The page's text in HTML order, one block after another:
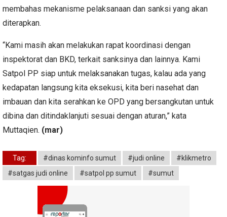
membahas mekanisme pelaksanaan dan sanksi yang akan
diterapkan.
“Kami masih akan melakukan rapat koordinasi dengan
inspektorat dan BKD, terkait sanksinya dan lainnya. Kami
Satpol PP siap untuk melaksanakan tugas, kalau ada yang
kedapatan langsung kita eksekusi, kita beri nasehat dan
imbauan dan kita serahkan ke OPD yang bersangkutan untuk
dibina dan ditindaklanjuti sesuai dengan aturan,” kata
Muttaqien. (mar)
Tag: #dinas kominfo sumut #judi online
#klikmetro
#satgas judi online
#satpol pp sumut #sumut